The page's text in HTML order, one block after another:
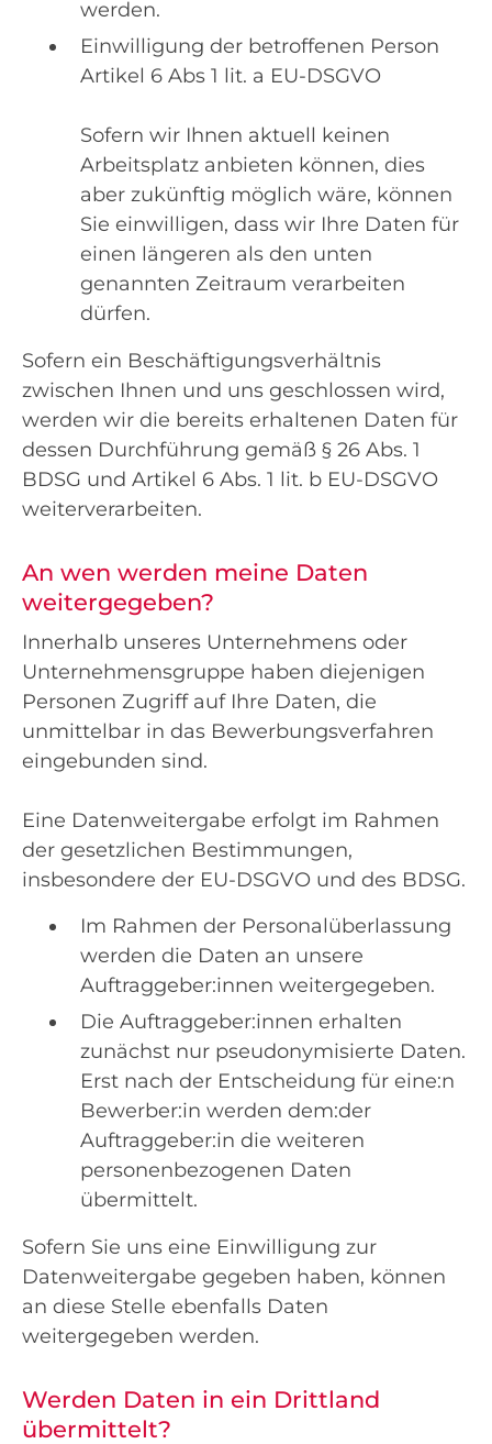
werden.
Einwilligung der betroffenen Person
Artikel 6 Abs 1 lit. a EU-DSGVO
Sofern wir Ihnen aktuell keinen
Arbeitsplatz anbieten können, dies
aber zukünftig möglich wäre, können
Sie einwilligen, dass wir Ihre Daten für
einen längeren als den unten
genannten Zeitraum verarbeiten
dürfen.
Sofern ein Beschäftigungsverhältnis
zwischen Ihnen und uns geschlossen wird,
werden wir die bereits erhaltenen Daten für
dessen Durchführung gemäß § 26 Abs. 1
BDSG und Artikel 6 Abs. 1 lit. b EU-DSGVO
weiterverarbeiten.
An wen werden meine Daten
weitergegeben?
Innerhalb unseres Unternehmens oder
Unternehmensgruppe haben diejenigen
Personen Zugriff auf Ihre Daten, die
unmittelbar in das Bewerbungsverfahren
eingebunden sind.
Eine Datenweitergabe erfolgt im Rahmen
der gesetzlichen Bestimmungen,
insbesondere der EU-DSGVO und des BDSG.
Im Rahmen der Personalüberlassung
werden die Daten an unsere
Auftraggeber:innen weitergegeben.
Die Auftraggeber:innen erhalten
zunächst nur pseudonymisierte Daten.
Erst nach der Entscheidung für eine:n
Bewerber:in werden dem:der
Auftraggeber:in die weiteren
personenbezogenen Daten
übermittelt.
Sofern Sie uns eine Einwilligung zur
Datenweitergabe gegeben haben, können
an diese Stelle ebenfalls Daten
weitergegeben werden.
Werden Daten in ein Drittland
übermittelt?